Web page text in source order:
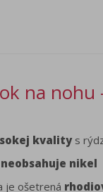
na nohu
kvalitys
neobsahuje nikel
je ošetrená